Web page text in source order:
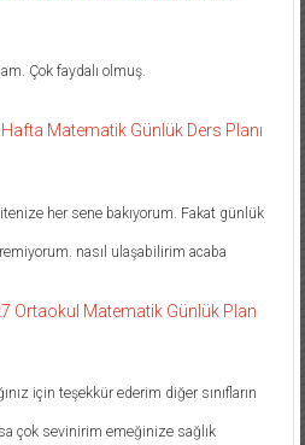
Çok faydalı olmuş.
Matematik Günlük Ders Planı
her sene bakıyorum. Fakat günlük
nasıl ulaşabilirim acaba
Ortaokul Matematik Günlük Plan
için teşekkür ederim diğer sınıfların
çok sevinirim emeğinize sağlık